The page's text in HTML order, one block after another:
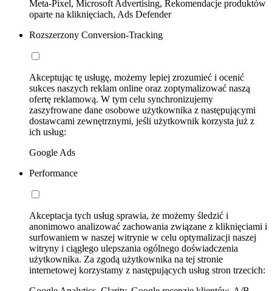
Meta-Pixel, Microsoft Advertising, Rekomendacje produktów
oparte na kliknięciach, Ads Defender
Rozszerzony Conversion-Tracking
Akceptując tę usługę, możemy lepiej zrozumieć i ocenić
sukces naszych reklam online oraz zoptymalizować naszą
ofertę reklamową. W tym celu synchronizujemy
zaszyfrowane dane osobowe użytkownika z następującymi
dostawcami zewnętrznymi, jeśli użytkownik korzysta już z
ich usług:
Google Ads
Performance
Akceptacja tych usług sprawia, że możemy śledzić i
anonimowo analizować zachowania związane z kliknięciami i
surfowaniem w naszej witrynie w celu optymalizacji naszej
witryny i ciągłego ulepszania ogólnego doświadczenia
użytkownika. Za zgodą użytkownika na tej stronie
internetowej korzystamy z następujących usług stron trzecich: